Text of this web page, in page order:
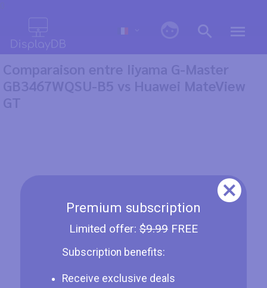
Premium subscription
Limited offer: $9.99FREE
Subscription benefits:
Receive exclusive deals
Comparaison entre Iiyama G-Master
GB3467WQSU-B5 vs Huawei MateView
GT